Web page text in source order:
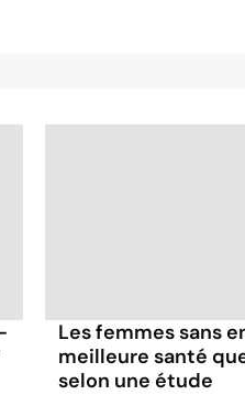
Les femmes sans
meilleure santé
selon une étude